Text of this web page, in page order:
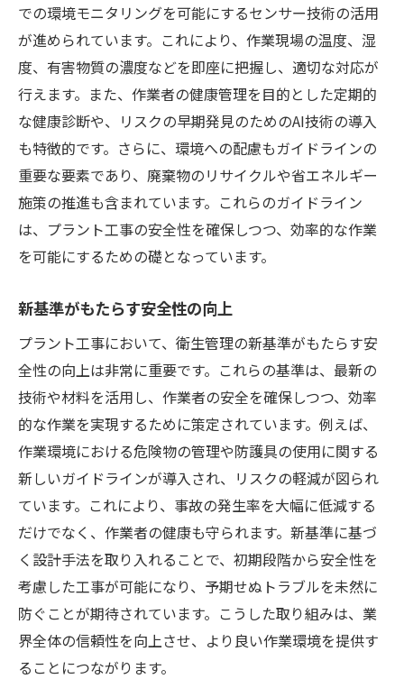
ガイドライン遵守のための教育と研修
新たなガイドラインがもたらす効果
ガイドライン改善に向けたフィードバック
プラント工事における健康と安全を守る新基準
の重要性
健康と安全を重視する理由
新基準が健康に与える影響
安全対策の強化とその効果
健康保護のための新しい取り組み
新基準の導入によるリスク低減
プラント工事での衛生管理がもたらす効率化の
メリット
効率化が可能にする時間とコストの節約
作業の流れを最適化する衛生管理
設備の持続可能な運用を支える管理方法
効率化による品質向上の可能性
コスト削減を促進する衛生管理の具体例
効率的なプラント運営を支える要因
衛生管理の観点から見るプラント工事の未来
未来のプラント工事を変革する要因
持続可能な開発と衛生管理の統合
での環境モニタリングを可能にするセンサー技術の活用
が進められています。これにより、作業現場の温度、湿
度、有害物質の濃度などを即座に把握し、適切な対応が
行えます。また、作業者の健康管理を目的とした定期的
な健康診断や、リスクの早期発見のためのAI技術の導入
も特徴的です。さらに、環境への配慮もガイドラインの
重要な要素であり、廃棄物のリサイクルや省エネルギー
施策の推進も含まれています。これらのガイドライン
は、プラント工事の安全性を確保しつつ、効率的な作業
を可能にするための礎となっています。
新基準がもたらす安全性の向上
プラント工事において、衛生管理の新基準がもたらす安
全性の向上は非常に重要です。これらの基準は、最新の
技術や材料を活用し、作業者の安全を確保しつつ、効率
的な作業を実現するために策定されています。例えば、
作業環境における危険物の管理や防護具の使用に関する
新しいガイドラインが導入され、リスクの軽減が図られ
ています。これにより、事故の発生率を大幅に低減する
だけでなく、作業者の健康も守られます。新基準に基づ
く設計手法を取り入れることで、初期段階から安全性を
考慮した工事が可能になり、予期せぬトラブルを未然に
防ぐことが期待されています。こうした取り組みは、業
界全体の信頼性を向上させ、より良い作業環境を提供す
ることにつながります。